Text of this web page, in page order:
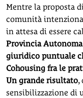
Mentre la proposta
comunità
in attesa di essere
Provincia
giuridico puntuale
Cohousing fra le
Un grande risultato,
sensibilizzazione di